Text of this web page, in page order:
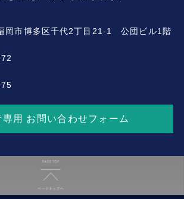
岡市博多区千代2丁目21-1 公団ビル1階
専用 お問い合わせフォーム